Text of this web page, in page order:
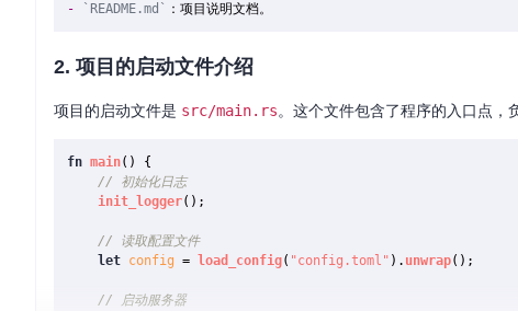
-
`README.md`
2. 项目的启动文件介绍
项目的启动文件是 src/main.rs。这个文件包含了程序的入口点，
fn main() {
// 初始化日志
init_logger();
// 读取配置文件
let config = load_config( "config.toml" ). unwrap();
// 启动服务器